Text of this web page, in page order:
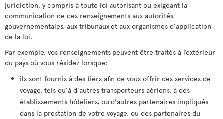
juridiction, y compris à toute loi autorisant ou exigeant la
communication de ces renseignements aux autorités
gouvernementales, aux tribunaux et aux organismes d’application
de la loi.
Par exemple, vos renseignements peuvent être traités à l’extérieur
du pays où vous résidez lorsque:
ils sont fournis à des tiers afin de vous offrir des services de
voyage, tels qu’à d’autres transporteurs aériens, à des
établissements hôteliers, ou d’autres partenaires impliqués
dans la prestation de votre voyage, ou des partenaires du